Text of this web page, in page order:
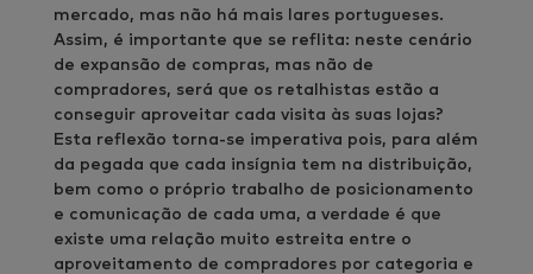
mercado, mas não há mais lares portugueses.
Assim, é importante que se reflita: neste cenário
de expansão de compras, mas não de
compradores, será que os retalhistas estão a
conseguir aproveitar cada visita às suas lojas?
Esta reflexão torna-se imperativa pois, para além
da pegada que cada insígnia tem na distribuição,
bem como o próprio trabalho de posicionamento
e comunicação de cada uma, a verdade é que
existe uma relação muito estreita entre o
aproveitamento de compradores por categoria e